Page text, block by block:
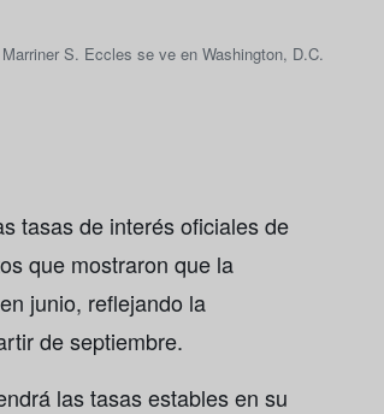
S. Eccles se ve en Washington, D.C.
tasas de interés oficiales de
que mostraron que la
junio, reflejando la
de septiembre.
las tasas estables en su